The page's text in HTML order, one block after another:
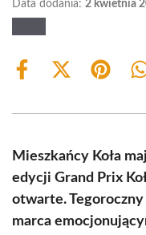
Data dodania: 2 kwietnia
Share
Share
(Twitter)
Share
Mieszkańcy Koła
edycji Grand Prix
otwarte.
marca